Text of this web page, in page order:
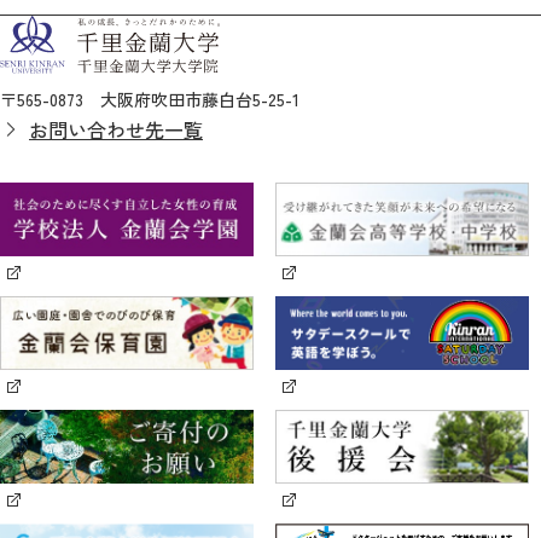
〒565-0873 大阪府吹田市藤白台5-25-1
お問い合わせ先一覧